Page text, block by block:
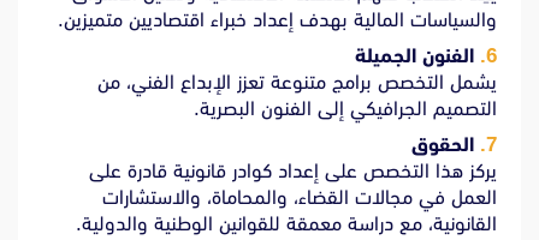
والسياسات المالية بهدف إعداد خبراء اقتصاديين متميزين.
الفنون الجميلة
يشمل التخصص برامج متنوعة تعزز الإبداع الفني، من
التصميم الجرافيكي إلى الفنون البصرية.
الحقوق
يركز هذا التخصص على إعداد كوادر قانونية قادرة على
العمل في مجالات القضاء، والمحاماة، والاستشارات
القانونية، مع دراسة معمقة للقوانين الوطنية والدولية.